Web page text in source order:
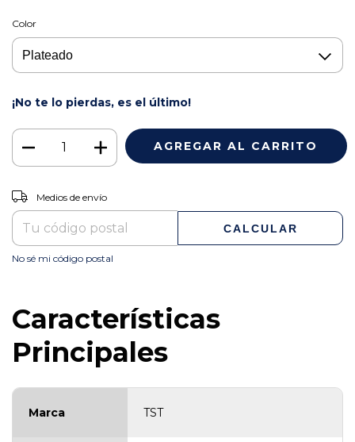
Color
¡No te lo pierdas, es el último!
Entregas para el CP:
Medios de envío
CALCULAR
No sé mi código postal
Características
Principales
Marca TST